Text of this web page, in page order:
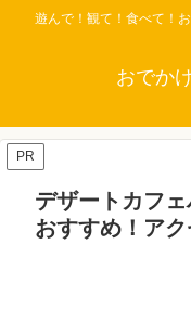
遊んで！観て！食べて！
おでか
PR
デザートカフ
おすすめ！ア